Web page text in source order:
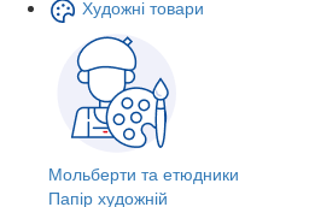
Художні товари
Мольберти та етюдники
Папір художній